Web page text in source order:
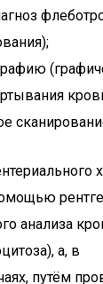
анализа
а, в
путём